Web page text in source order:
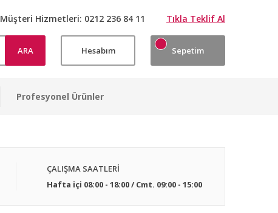
Müşteri Hizmetleri: 0212 236 84 11 Tıkla Teklif Al
ARA Hesabım Sepetim
Profesyonel Ürünler
ÇALIŞMA SAATLERİ
Hafta içi 08:00 - 18:00 / Cmt. 09:00 - 15:00